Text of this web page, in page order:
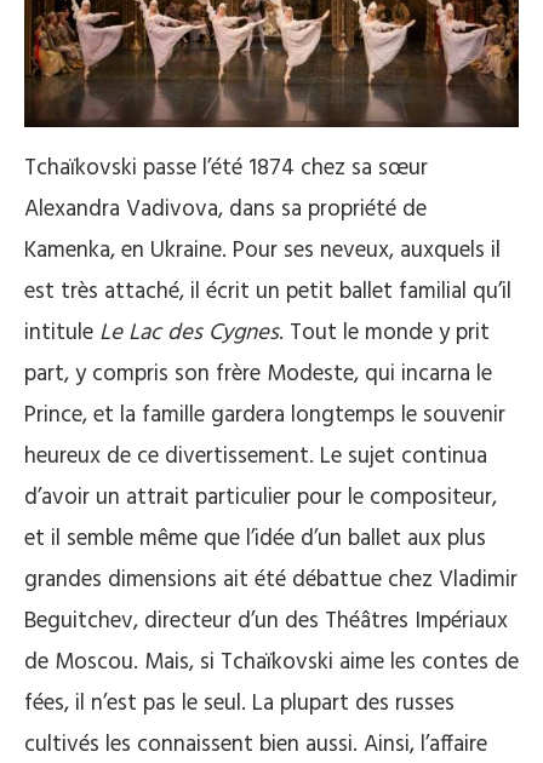
Tchaïkovski passe l’été 1874 chez sa sœur
Alexandra Vadivova, dans sa propriété de
Kamenka, en Ukraine. Pour ses neveux, auxquels il
est très attaché, il écrit un petit ballet familial qu’il
intitule Le Lac des Cygnes. Tout le monde y prit
part, y compris son frère Modeste, qui incarna le
Prince, et la famille gardera longtemps le souvenir
heureux de ce divertissement. Le sujet continua
d’avoir un attrait particulier pour le compositeur,
et il semble même que l’idée d’un ballet aux plus
grandes dimensions ait été débattue chez Vladimir
Beguitchev, directeur d’un des Théâtres Impériaux
de Moscou. Mais, si Tchaïkovski aime les contes de
fées, il n’est pas le seul. La plupart des russes
cultivés les connaissent bien aussi. Ainsi, l’affaire